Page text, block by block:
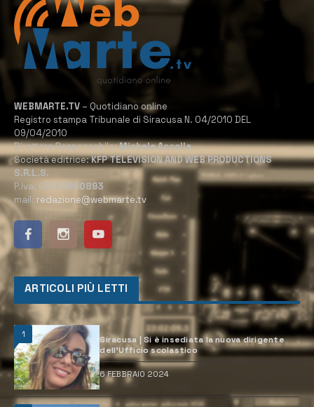
WEBMARTE.TV – Quotidiano online
Registro stampa Tribunale di Siracusa N. 04/2010 DEL
09/04/2010
Direttore Responsabile:Michele Accolla
Società editrice:KFP TELEVISION AND WEB PRODUCTIONS
S.R.L.S.
P.Iva: 02184950893
mail: redazione@webmarte.tv
ARTICOLI PIÙ LETTI
1
Siracusa | Si è insediata la nuova dirigente
dell’Ufficio scolastico
6 FEBBRAIO 2024